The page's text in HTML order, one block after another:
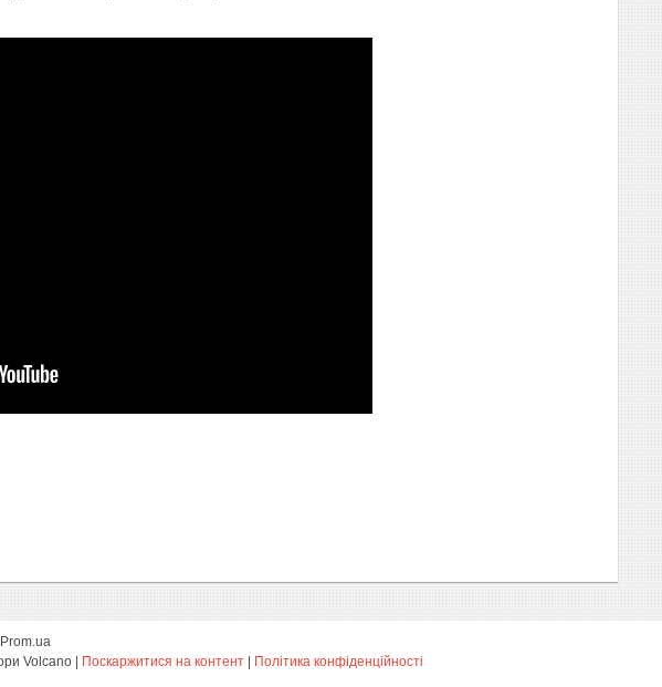
Prom.ua
Тепловентилятори Водяні, Теплогенератор, Теплова Завіса WING, Опалення, Тепловентиятори Volcano | Поскаржитися на контент | Політика конфіденційності